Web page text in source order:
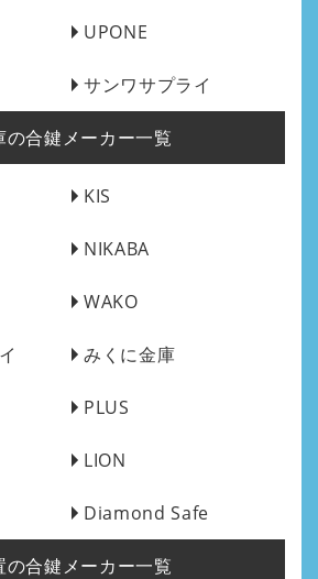
UPONE
サンワサプライ
の合鍵メーカー一覧
KIS
NIKABA
WAKO
みくに金庫
PLUS
LION
Diamond Safe
の合鍵メーカー一覧